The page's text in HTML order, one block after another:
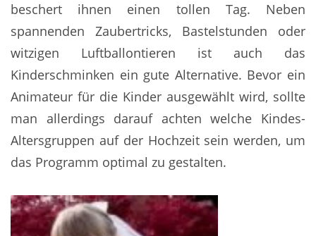
beschert ihnen einen tollen Tag. Neben
spannenden Zaubertricks, Bastelstunden oder
witzigen Luftballontieren ist auch das
Kinderschminken ein gute Alternative. Bevor ein
Animateur für die Kinder ausgewählt wird, sollte
man allerdings darauf achten welche Kindes-
Altersgruppen auf der Hochzeit sein werden, um
das Programm optimal zu gestalten.